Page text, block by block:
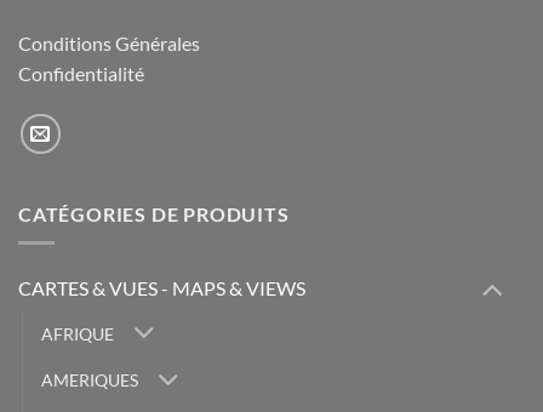
Conditions Générales
Confidentialité
CATÉGORIES DE PRODUITS
CARTES & VUES - MAPS & VIEWS
AFRIQUE
AMERIQUES